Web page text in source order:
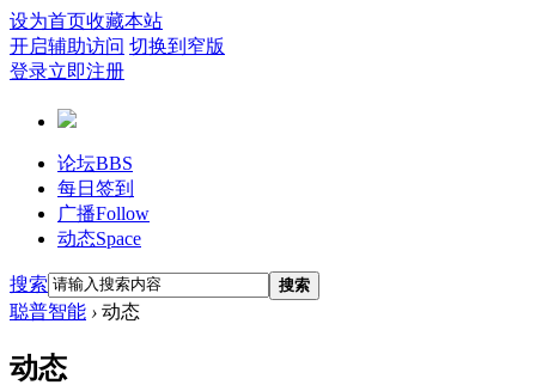
设为首页收藏本站
开启辅助访问 切换到窄版
登录立即注册
论坛BBS
每日签到
广播Follow
动态Space
搜索 搜索
聪普智能 › 动态
动态